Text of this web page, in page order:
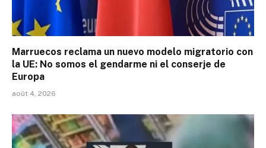
Marruecos reclama un nuevo modelo migratorio con
la UE: No somos el gendarme ni el conserje de
Europa
août 4, 2026